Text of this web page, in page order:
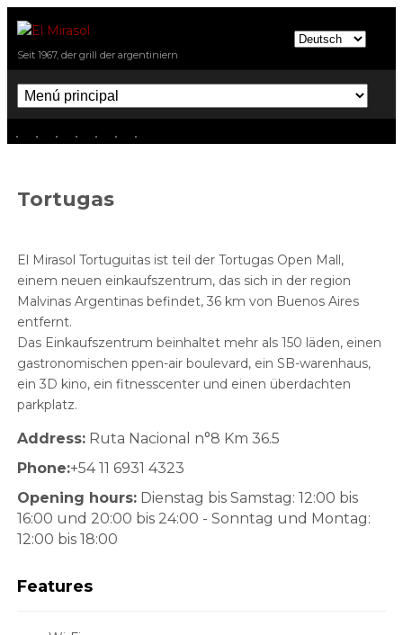
El Mirasol
Seit 1967, der grill der argentiniern
Menú principal
Tortugas
El Mirasol Tortuguitas ist teil der Tortugas Open Mall,
einem neuen einkaufszentrum, das sich in der region
Malvinas Argentinas befindet, 36 km von Buenos Aires
entfernt.
Das Einkaufszentrum beinhaltet mehr als 150 läden, einen
gastronomischen ppen-air boulevard, ein SB-warenhaus,
ein 3D kino, ein fitnesscenter und einen überdachten
parkplatz.
Address:Ruta Nacional n°8 Km 36.5
Phone:+54 11 6931 4323
Opening hours:Dienstag bis Samstag: 12:00 bis
16:00 und 20:00 bis 24:00 - Sonntag und Montag:
12:00 bis 18:00
Features